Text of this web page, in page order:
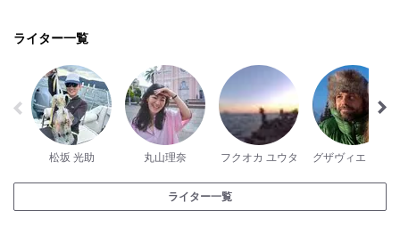
ライター一覧
松坂 光助 丸山理奈 フクオカ ユウタ
ライター一覧